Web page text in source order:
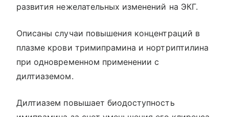
развития нежелательных изменений на ЭКГ.
Описаны случаи повышения концентраций в
плазме крови тримипрамина и нортриптилина
при одновременном применении с
дилтиаземом.
Дилтиазем повышает биодоступность